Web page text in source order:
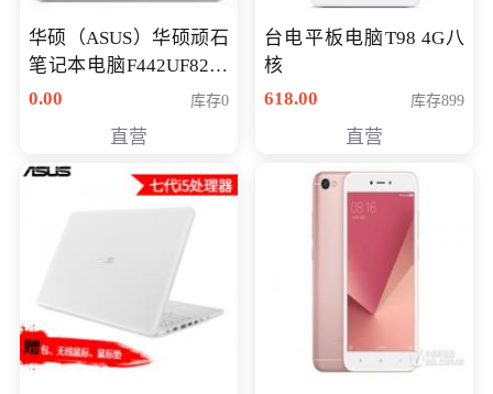
华硕（ASUS）华硕顽石
笔记本电脑F442UF8250
八代独显轻薄办公商务
0.00 库存0
直营
台电平板电脑T98 4G八
核
618.00
库存899
直营